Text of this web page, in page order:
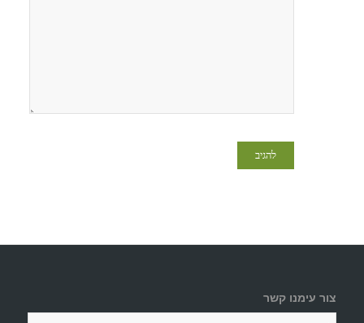
צור עימנו קשר